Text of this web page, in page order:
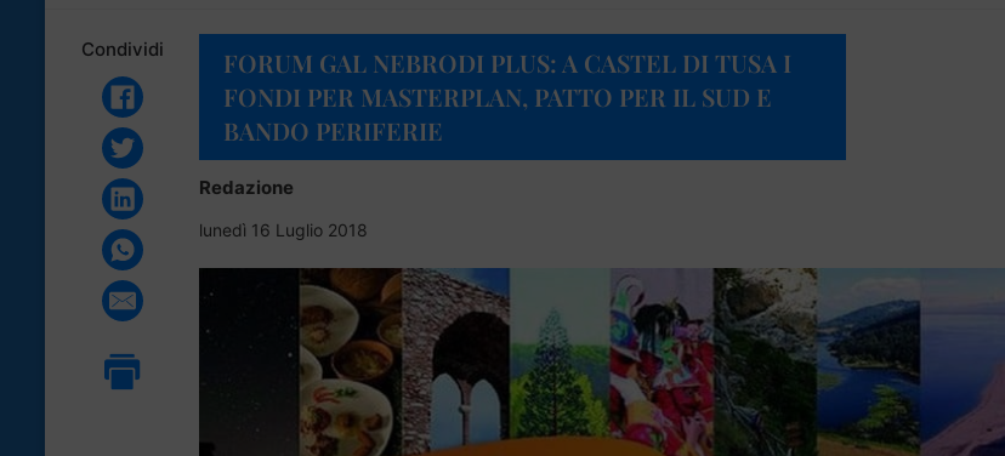
Condividi
FORUM GAL NEBRODI PLUS: A CASTEL DI TUSA I
FONDI PER MASTERPLAN, PATTO PER IL SUD E
BANDO PERIFERIE
Redazione
lunedì 16 Luglio 2018